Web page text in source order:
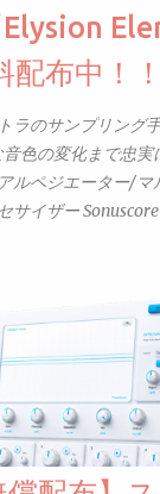
配布中！！
ラのサンプリング
色の変化まで忠
ルペジエーター/
サイザー
。総容量も7GBを
いるため、あらか
ットも多いですが
ほとんどのシンセ
シティで音量を調
ンテージシンセを
ーにわたって録音